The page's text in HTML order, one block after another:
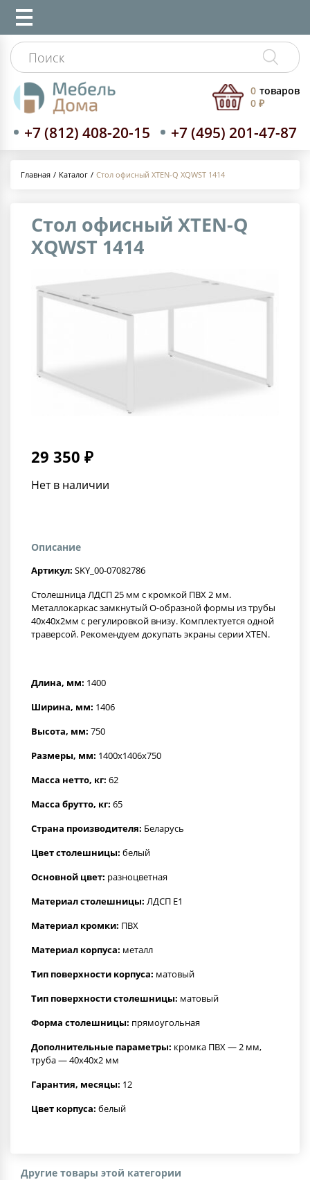
+7 (812) 408-20-15 +7 (495) 201-47-87
0 товаров
0 ₽
Главная Каталог Стол офисный XTEN-Q XQWST 1414
Стол офисный XTEN-Q
XQWST 1414
29 350 ₽
Нет в наличии
Описание
Артикул: SKY_00-07082786
Столешница ЛДСП 25 мм c кромкой ПВХ 2 мм.
Металлокаркас замкнутый О-образной формы из трубы
40х40х2мм с регулировкой внизу. Комплектуется одной
траверсой. Рекомендуем докупать экраны серии XTEN.
Длина, мм: 1400
Ширина, мм: 1406
Высота, мм: 750
Размеры, мм: 1400x1406x750
Масса нетто, кг: 62
Масса брутто, кг: 65
Страна производителя: Беларусь
Цвет столешницы: белый
Основной цвет: разноцветная
Материал столешницы: ЛДСП Е1
Материал кромки: ПВХ
Материал корпуса: металл
Тип поверхности корпуса: матовый
Тип поверхности столешницы: матовый
Форма столешницы: прямоугольная
Дополнительные параметры: кромка ПВХ — 2 мм,
труба — 40х40х2 мм
Гарантия, месяцы: 12
Цвет корпуса: белый
Другие товары этой категории